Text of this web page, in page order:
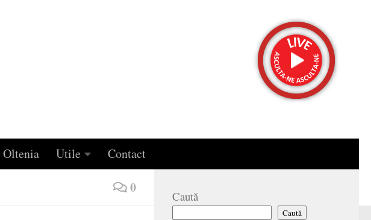
Utile Contact
0
Caută
Caută